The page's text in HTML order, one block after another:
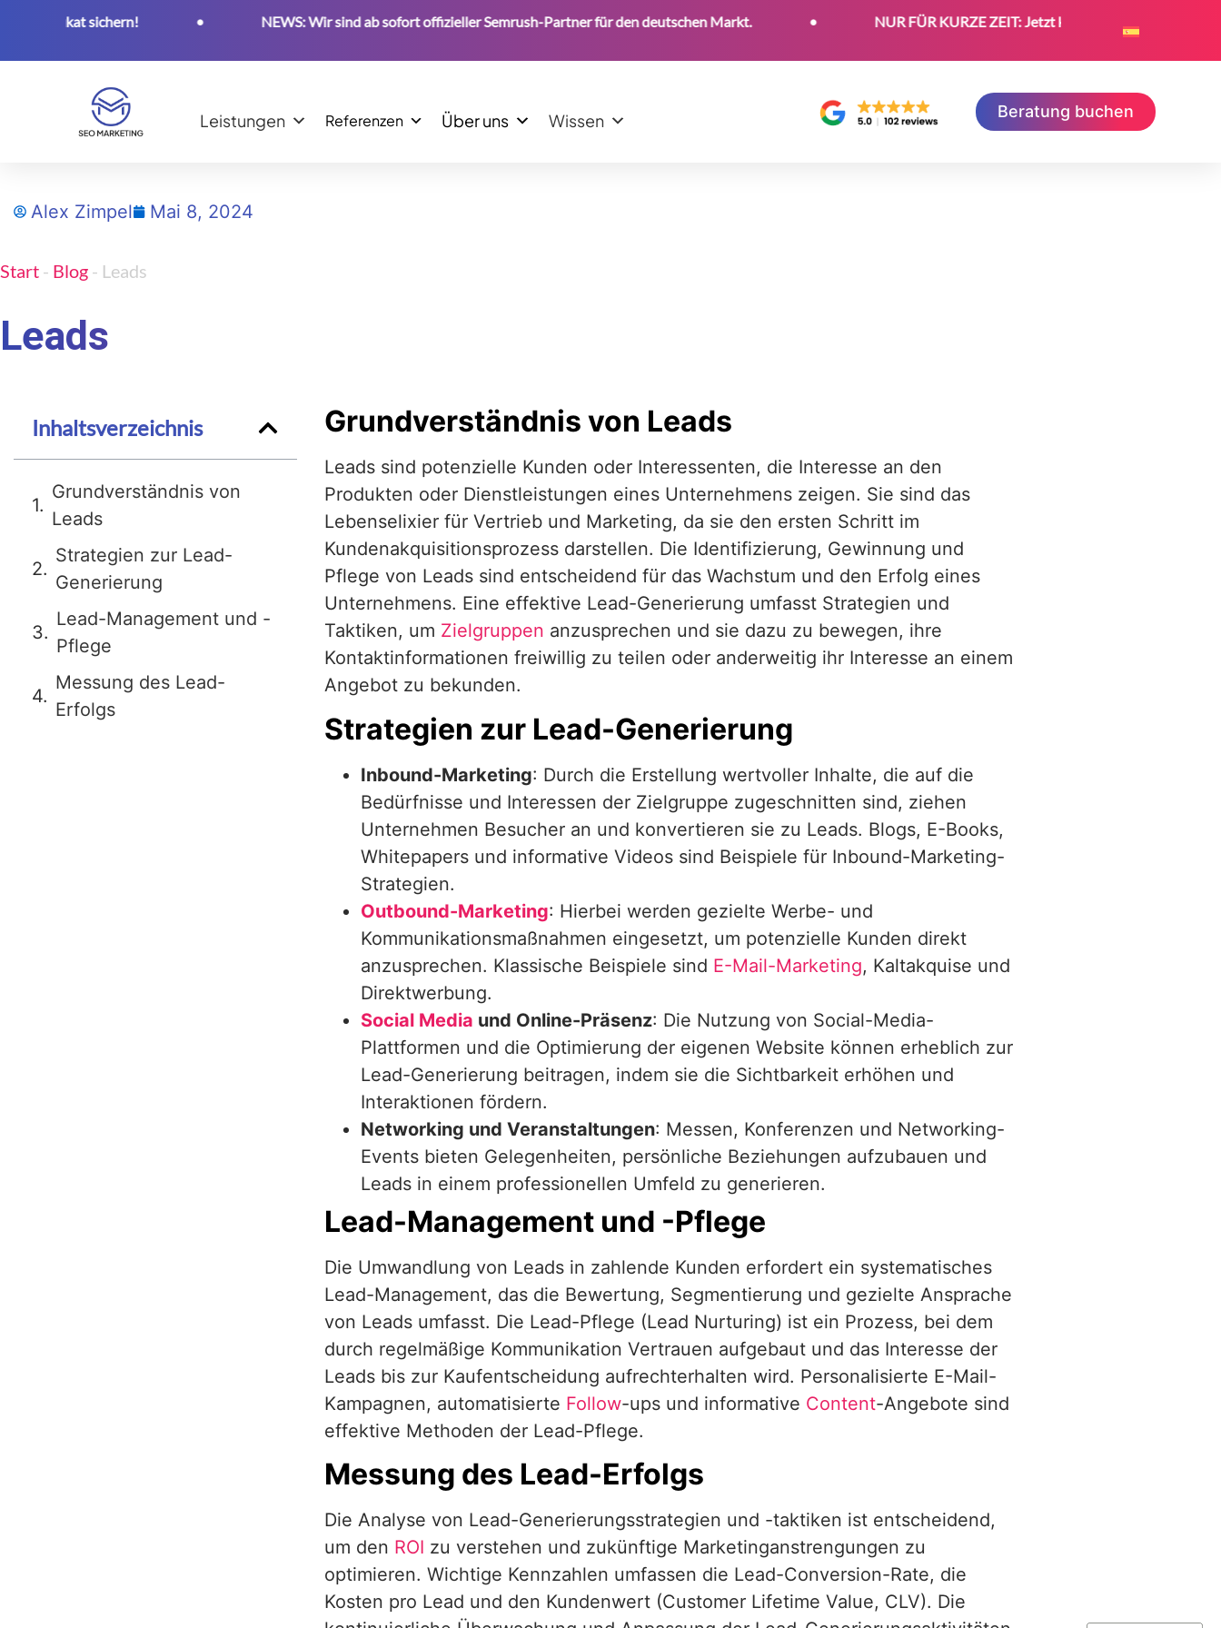
Zertifikat sichern! NEWS: Wir sind ab sofort offizieller Semrush-Partner für den deutschen Markt. NUR FÜR KURZE ZEIT: Jetzt kostenloses SEO-Zertifikat
Leistungen Referenzen Über uns Wissen Beratung buchen
Alex Zimpel Mai 8, 2024
Start - Blog - Leads
Leads
Inhaltsverzeichnis
Grundverständnis von
Leads
Strategien zur Lead-
Generierung
Lead-Management und -
Pflege
Messung des Lead-
Erfolgs
Grundverständnis von Leads
Leads sind potenzielle Kunden oder Interessenten, die Interesse an den
Produkten oder Dienstleistungen eines Unternehmens zeigen. Sie sind das
Lebenselixier für Vertrieb und Marketing, da sie den ersten Schritt im
Kundenakquisitionsprozess darstellen. Die Identifizierung, Gewinnung und
Pflege von Leads sind entscheidend für das Wachstum und den Erfolg eines
Unternehmens. Eine effektive Lead-Generierung umfasst Strategien und
Taktiken, um Zielgruppen anzusprechen und sie dazu zu bewegen, ihre
Kontaktinformationen freiwillig zu teilen oder anderweitig ihr Interesse an einem
Angebot zu bekunden.
Strategien zur Lead-Generierung
Inbound-Marketing: Durch die Erstellung wertvoller Inhalte, die auf die
Bedürfnisse und Interessen der Zielgruppe zugeschnitten sind, ziehen
Unternehmen Besucher an und konvertieren sie zu Leads. Blogs, E-Books,
Whitepapers und informative Videos sind Beispiele für Inbound-Marketing-
Strategien.
Outbound-Marketing: Hierbei werden gezielte Werbe- und
Kommunikationsmaßnahmen eingesetzt, um potenzielle Kunden direkt
anzusprechen. Klassische Beispiele sind E-Mail-Marketing, Kaltakquise und
Direktwerbung.
Social Media und Online-Präsenz: Die Nutzung von Social-Media-
Plattformen und die Optimierung der eigenen Website können erheblich zur
Lead-Generierung beitragen, indem sie die Sichtbarkeit erhöhen und
Interaktionen fördern.
Networking und Veranstaltungen: Messen, Konferenzen und Networking-
Events bieten Gelegenheiten, persönliche Beziehungen aufzubauen und
Leads in einem professionellen Umfeld zu generieren.
Lead-Management und -Pflege
Die Umwandlung von Leads in zahlende Kunden erfordert ein systematisches
Lead-Management, das die Bewertung, Segmentierung und gezielte Ansprache
von Leads umfasst. Die Lead-Pflege (Lead Nurturing) ist ein Prozess, bei dem
durch regelmäßige Kommunikation Vertrauen aufgebaut und das Interesse der
Leads bis zur Kaufentscheidung aufrechterhalten wird. Personalisierte E-Mail-
Kampagnen, automatisierte Follow-ups und informative Content-Angebote sind
effektive Methoden der Lead-Pflege.
Messung des Lead-Erfolgs
Die Analyse von Lead-Generierungsstrategien und -taktiken ist entscheidend,
um den ROI zu verstehen und zukünftige Marketinganstrengungen zu
optimieren. Wichtige Kennzahlen umfassen die Lead-Conversion-Rate, die
Kosten pro Lead und den Kundenwert (Customer Lifetime Value, CLV). Die